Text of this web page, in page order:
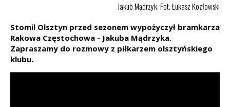
Jakub Mądrzyk. Fot. Łukasz Kozłowski
Stomil Olsztyn przed sezonem wypożyczył bramkarza
Rakowa Częstochowa - Jakuba Mądrzyka.
Zapraszamy do rozmowy z piłkarzem olsztyńskiego
klubu.